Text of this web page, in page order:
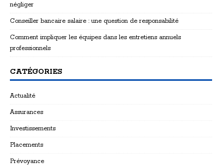
négliger
Conseiller bancaire salaire : une question de responsabilité
Comment impliquer les équipes dans les entretiens annuels
professionnels
CATÉGORIES
Actualité
Assurances
Investissements
Placements
Prévoyance